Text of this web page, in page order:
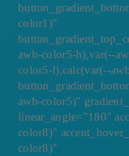
color1)"
awb-color5-h),var(--
color5-l),calc(var(--
awb-color5)"
linear_angle="180"
color8)"
color8)"